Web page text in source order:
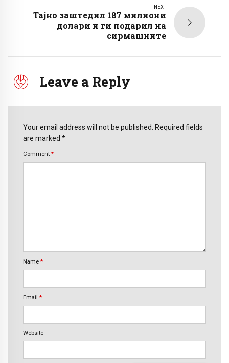
NEXT
Тајно заштедил 187 милиони
долари и ги подарил на
сирмашните
Leave a Reply
Your email address will not be published. Required fields
are marked *
Comment *
Name *
Email *
Website